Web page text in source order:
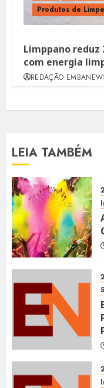
Produtos de
Limppano reduz
com energia
REDAÇÃO
LEIA TAMBÉM